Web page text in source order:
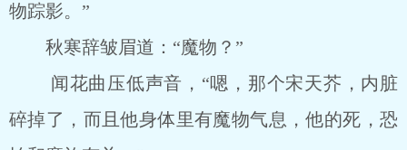
物踪影。”
秋寒辞皱眉道：“魔物？”
闻花曲压低声音，“嗯，那个宋天芥，内脏
碎掉了，而且他身体里有魔物气息，他的死，恐